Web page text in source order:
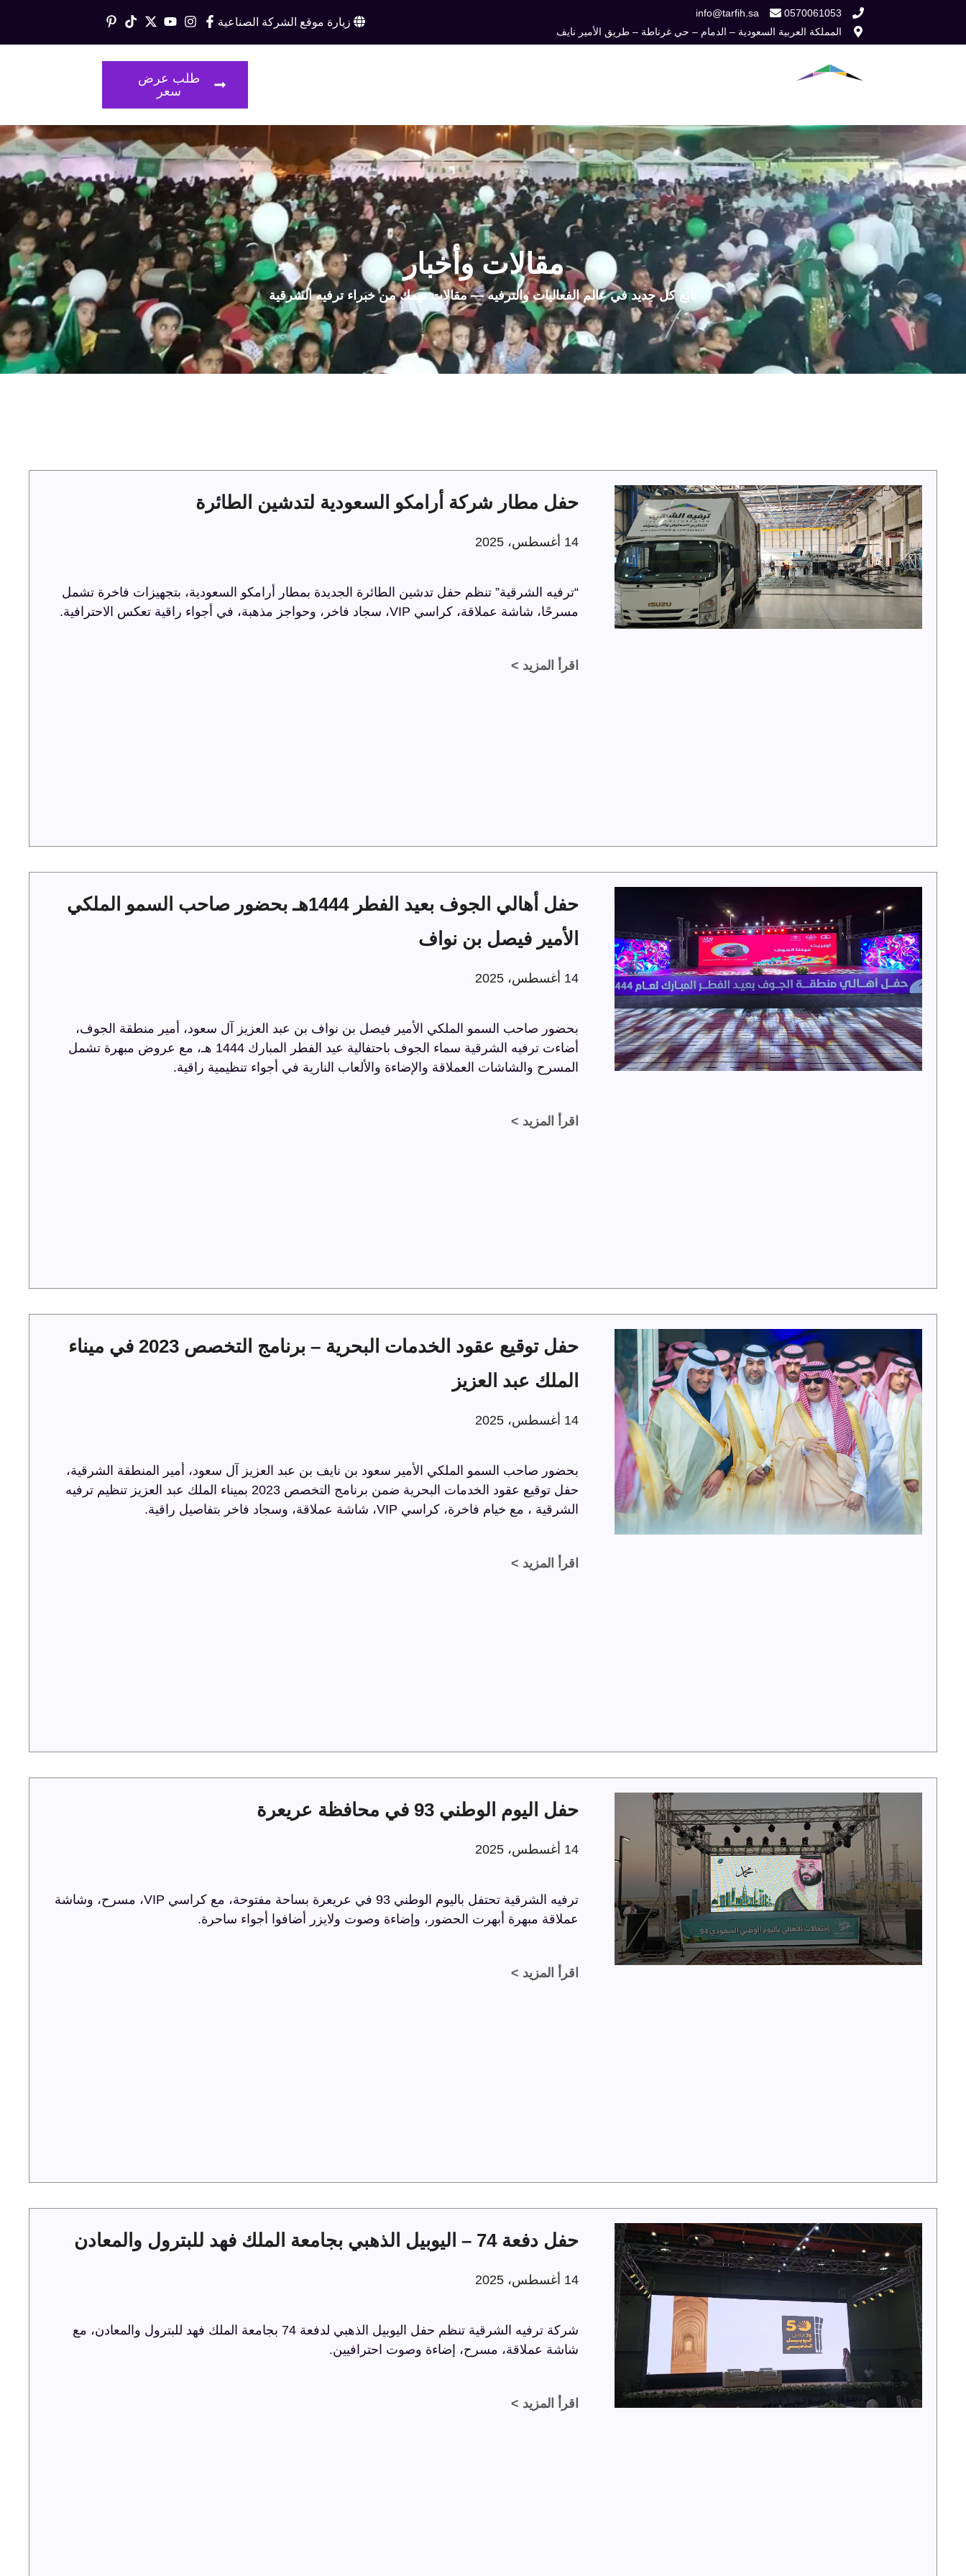
0570061053
info@tarfih.sa
المملكة العربية السعودية – الدمام – حي غرناطة – طريق الأمير نايف
زيارة موقع الشركة الصناعية
طلب عرض
سعر
مقالات وأخبار
تابع كل جديد في عالم الفعاليات والترفيه — مقالات تهمك من خبراء ترفيه الشرقية
حفل مطار شركة أرامكو السعودية لتدشين الطائرة
14 أغسطس، 2025
“ترفيه الشرقية” تنظم حفل تدشين الطائرة الجديدة بمطار أرامكو السعودية، بتجهيزات فاخرة تشمل
مسرحًا، شاشة عملاقة، كراسي VIP، سجاد فاخر، وحواجز مذهبة، في أجواء راقية تعكس الاحترافية.
اقرأ المزيد >
حفل أهالي الجوف بعيد الفطر 1444هـ بحضور صاحب السمو الملكي
الأمير فيصل بن نواف
14 أغسطس، 2025
بحضور صاحب السمو الملكي الأمير فيصل بن نواف بن عبد العزيز آل سعود، أمير منطقة الجوف،
أضاءت ترفيه الشرقية سماء الجوف باحتفالية عيد الفطر المبارك 1444 هـ، مع عروض مبهرة تشمل
المسرح والشاشات العملاقة والإضاءة والألعاب النارية في أجواء تنظيمية راقية.
اقرأ المزيد >
حفل توقيع عقود الخدمات البحرية – برنامج التخصص 2023 في ميناء
الملك عبد العزيز
14 أغسطس، 2025
بحضور صاحب السمو الملكي الأمير سعود بن نايف بن عبد العزيز آل سعود، أمير المنطقة الشرقية،
حفل توقيع عقود الخدمات البحرية ضمن برنامج التخصص 2023 بميناء الملك عبد العزيز تنظيم ترفيه
الشرقية ، مع خيام فاخرة، كراسي VIP، شاشة عملاقة، وسجاد فاخر بتفاصيل راقية.
اقرأ المزيد >
حفل اليوم الوطني 93 في محافظة عريعرة
14 أغسطس، 2025
ترفيه الشرقية تحتفل باليوم الوطني 93 في عريعرة بساحة مفتوحة، مع كراسي VIP، مسرح، وشاشة
عملاقة مبهرة أبهرت الحضور، وإضاءة وصوت ولايزر أضافوا أجواء ساحرة.
اقرأ المزيد >
حفل دفعة 74 – اليوبيل الذهبي بجامعة الملك فهد للبترول والمعادن
14 أغسطس، 2025
شركة ترفيه الشرقية تنظم حفل اليوبيل الذهبي لدفعة 74 بجامعة الملك فهد للبترول والمعادن، مع
شاشة عملاقة، مسرح، إضاءة وصوت احترافيين.
اقرأ المزيد >